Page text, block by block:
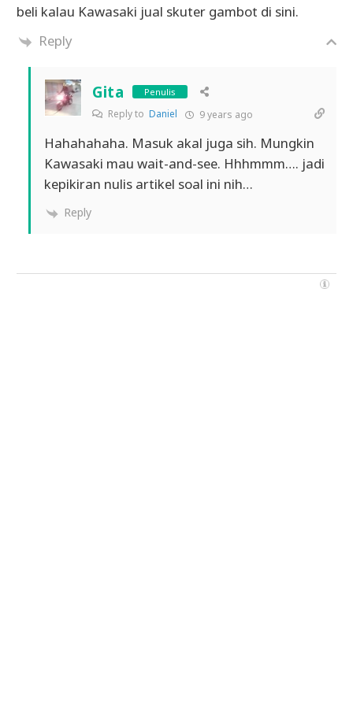
beli kalau Kawasaki jual skuter gambot di sini.
Reply
Gita Penulis
Reply to Daniel 9 years ago
Hahahahaha. Masuk akal juga sih. Mungkin
Kawasaki mau wait-and-see. Hhhmmm…. jadi
kepikiran nulis artikel soal ini nih…
Reply